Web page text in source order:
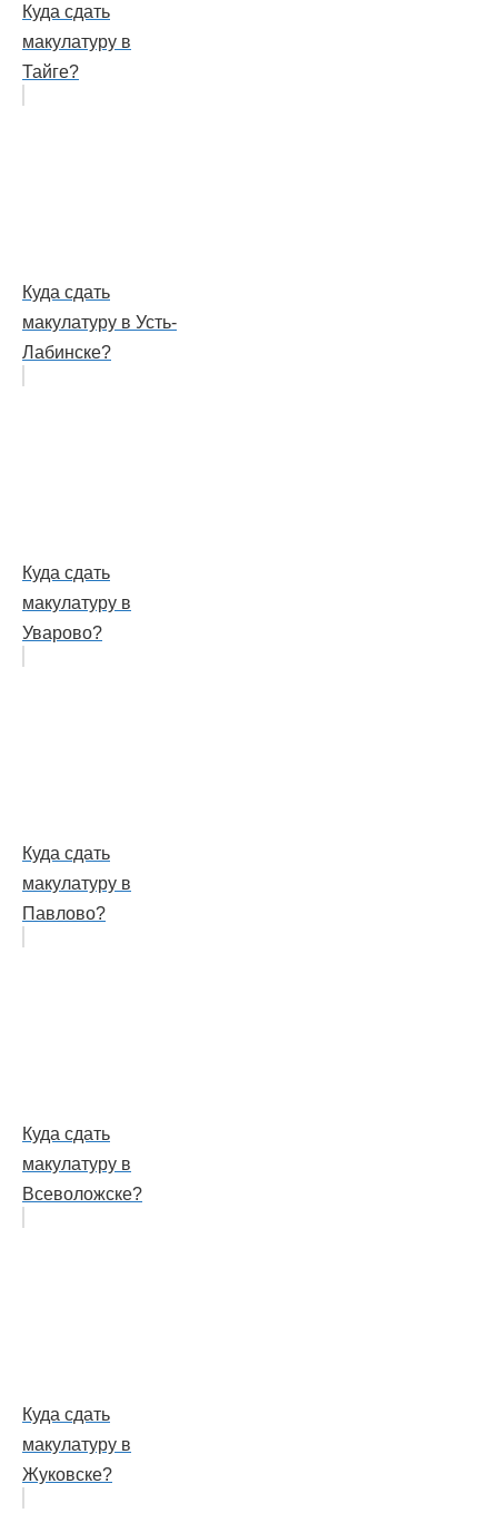
Куда сдать
макулатуру в
Тайге?
Куда сдать
макулатуру в Усть-
Лабинске?
Куда сдать
макулатуру в
Уварово?
Куда сдать
макулатуру в
Павлово?
Куда сдать
макулатуру в
Всеволожске?
Куда сдать
макулатуру в
Жуковске?